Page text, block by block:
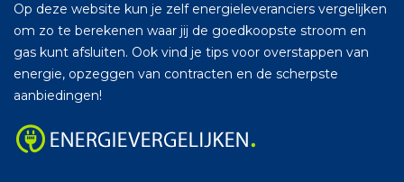
Op deze website kun je zelf energieleveranciers vergelijken
om zo te berekenen waar jij de goedkoopste stroom en
gas kunt afsluiten. Ook vind je tips voor overstappen van
energie, opzeggen van contracten en de scherpste
aanbiedingen!